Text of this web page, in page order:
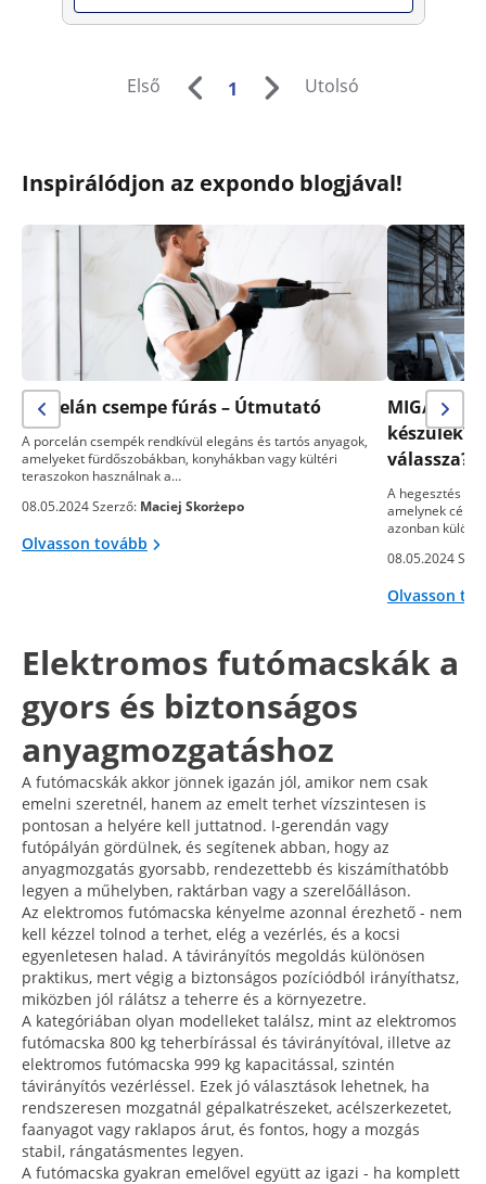
Első 1 Utolsó
Inspirálódjon az expondo blogjával!
Porcelán csempe fúrás – Útmutató
A porcelán csempék rendkívül elegáns és tartós anyagok,
amelyeket fürdőszobákban, konyhákban vagy kültéri
teraszokon használnak a…
08.05.2024 Szerző: Maciej Skorżepo
Olvasson tovább
MIG/MAG-
készülék?
válassza?
A hegesztés
amelynek célja
azonban
08.05.2024
Olvasson
Elektromos futómacskák a
gyors és biztonságos
anyagmozgatáshoz
A futómacskák akkor jönnek igazán jól, amikor nem csak
emelni szeretnél, hanem az emelt terhet vízszintesen is
pontosan a helyére kell juttatnod. I-gerendán vagy
futópályán gördülnek, és segítenek abban, hogy az
anyagmozgatás gyorsabb, rendezettebb és kiszámíthatóbb
legyen a műhelyben, raktárban vagy a szerelőálláson.
Az elektromos futómacska kényelme azonnal érezhető - nem
kell kézzel tolnod a terhet, elég a vezérlés, és a kocsi
egyenletesen halad. A távirányítós megoldás különösen
praktikus, mert végig a biztonságos pozíciódból irányíthatsz,
miközben jól rálátsz a teherre és a környezetre.
A kategóriában olyan modelleket találsz, mint az elektromos
futómacska 800 kg teherbírással és távirányítóval, illetve az
elektromos futómacska 999 kg kapacitással, szintén
távirányítós vezérléssel. Ezek jó választások lehetnek, ha
rendszeresen mozgatnál gépalkatrészeket, acélszerkezetet,
faanyagot vagy raklapos árut, és fontos, hogy a mozgás
stabil, rángatásmentes legyen.
A futómacska gyakran emelővel együtt az igazi - ha komplett